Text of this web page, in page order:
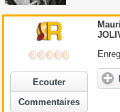
Ecouter
Commentaires